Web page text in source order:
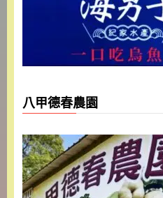
八甲德春農園